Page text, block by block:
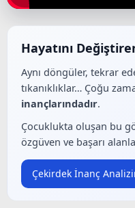
a
n
a
h
i
Hayatını
Aynı döngüler, tekrar
tıkanıklıklar… Çoğu
inançlarındadır.
Çocuklukta oluşan bu
özgüven ve başarı
Çekirdek İnanç